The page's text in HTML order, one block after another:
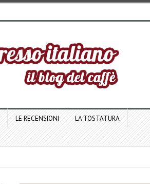
LE RECENSIONI LA TOSTATURA